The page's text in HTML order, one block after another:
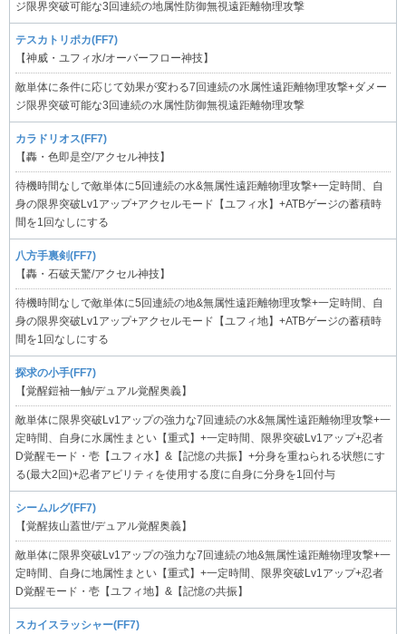
ジ限界突破可能な3回連続の地属性防御無視遠距離物理攻撃
テスカトリポカ(FF7)
【神威・ユフィ水/オーバーフロー神技】
敵単体に条件に応じて効果が変わる7回連続の水属性遠距離物理攻撃+ダメー
ジ限界突破可能な3回連続の水属性防御無視遠距離物理攻撃
カラドリオス(FF7)
【轟・色即是空/アクセル神技】
待機時間なしで敵単体に5回連続の水&無属性遠距離物理攻撃+一定時間、自
身の限界突破Lv1アップ+アクセルモード【ユフィ水】+ATBゲージの蓄積時
間を1回なしにする
八方手裏剣(FF7)
【轟・石破天驚/アクセル神技】
待機時間なしで敵単体に5回連続の地&無属性遠距離物理攻撃+一定時間、自
身の限界突破Lv1アップ+アクセルモード【ユフィ地】+ATBゲージの蓄積時
間を1回なしにする
探求の小手(FF7)
【覚醒鎧袖一触/デュアル覚醒奥義】
敵単体に限界突破Lv1アップの強力な7回連続の水&無属性遠距離物理攻撃+一
定時間、自身に水属性まとい【重式】+一定時間、限界突破Lv1アップ+忍者
D覚醒モード・壱【ユフィ水】&【記憶の共振】+分身を重ねられる状態にす
る(最大2回)+忍者アビリティを使用する度に自身に分身を1回付与
シームルグ(FF7)
【覚醒抜山蓋世/デュアル覚醒奥義】
敵単体に限界突破Lv1アップの強力な7回連続の地&無属性遠距離物理攻撃+一
定時間、自身に地属性まとい【重式】+一定時間、限界突破Lv1アップ+忍者
D覚醒モード・壱【ユフィ地】&【記憶の共振】
スカイスラッシャー(FF7)